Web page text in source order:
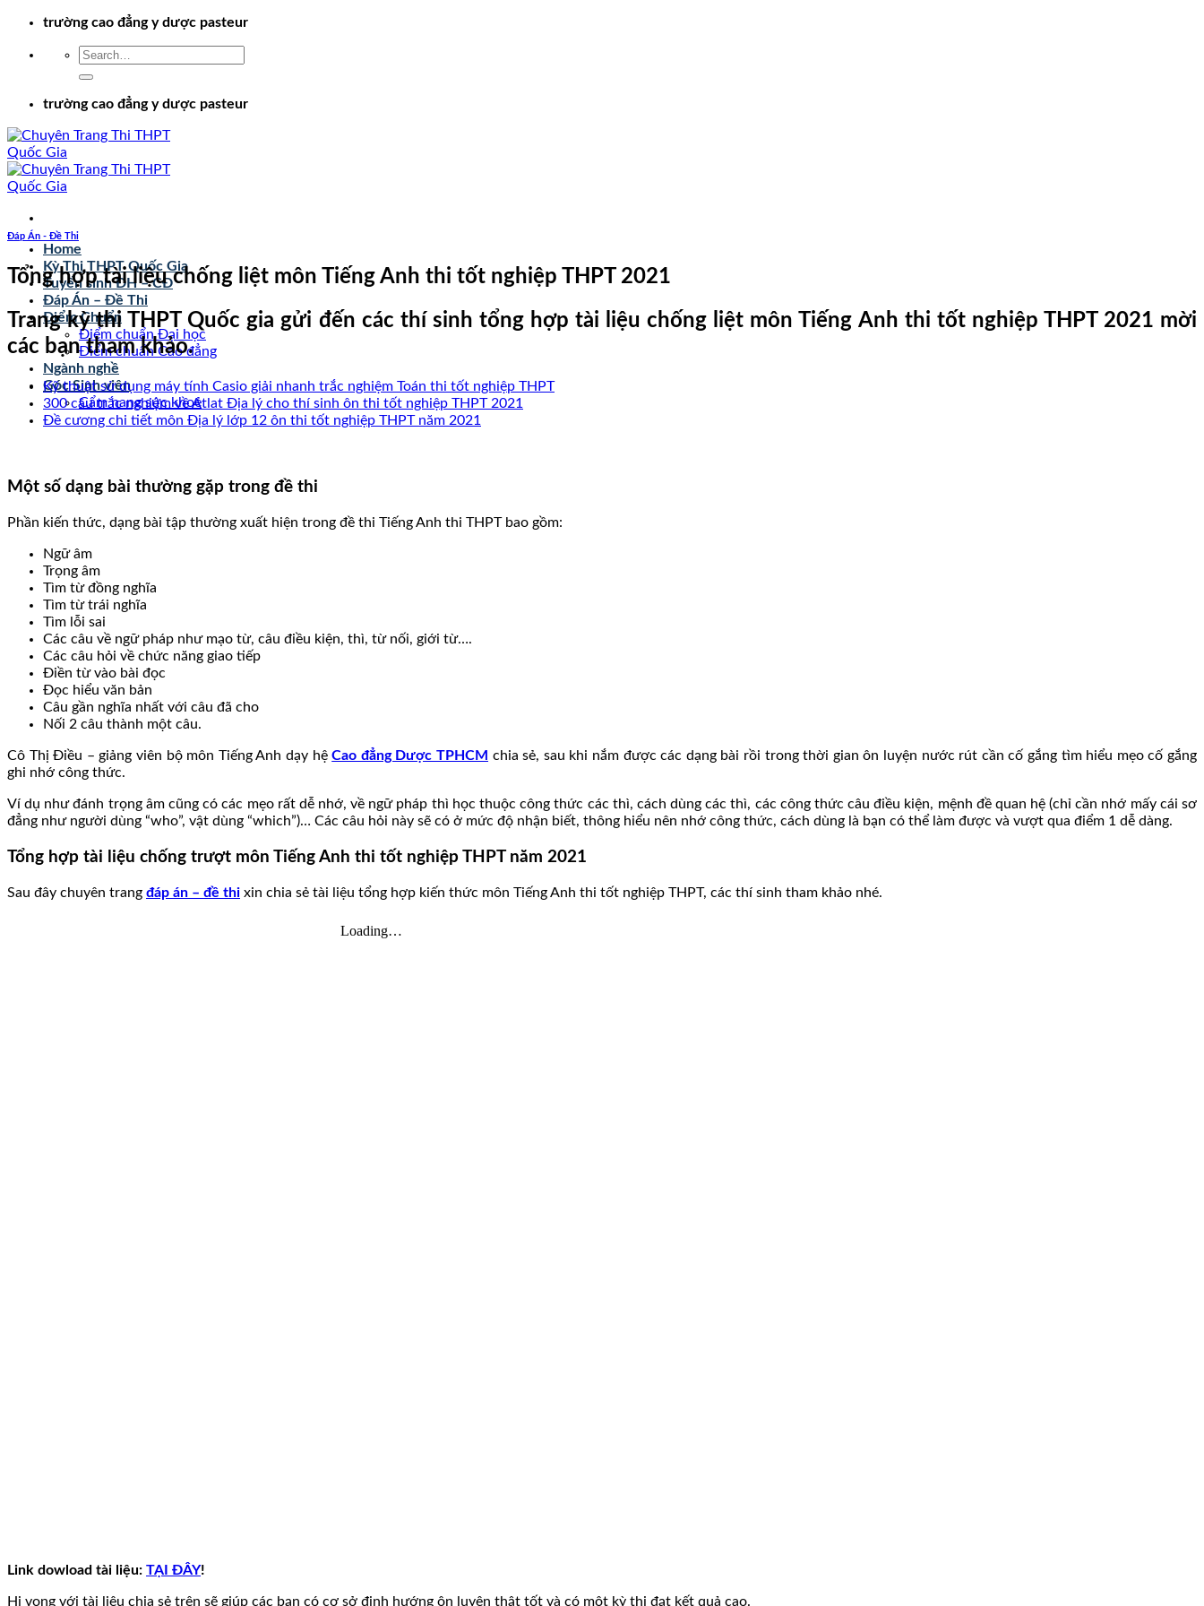
Chuyểntrường cao đẳng y dược pasteur
trường cao đẳng y dược pasteur
Home
Kỳ Thi THPT Quốc Gia
Tuyển sinh ĐH – CĐ
Đáp Án – Đề Thi
Điểm Chuẩn
Điểm chuẩn Đại học
Điểm chuẩn Cao đẳng
Ngành nghề
Góc Sinh viên
Cẩm nang sức khoẻ
Đáp Án - Đề Thi
Tổng hợp tài liệu chống liệt môn Tiếng Anh thi tốt nghiệp THPT 2021
Trang kỳ thi THPT Quốc gia gửi đến các thí sinh tổng hợp tài liệu chống liệt môn Tiếng Anh thi tốt nghiệp THPT 2021 mời
các bạn tham khảo.
Kỹ thuật sử dụng máy tính Casio giải nhanh trắc nghiệm Toán thi tốt nghiệp THPT
300 câu trắc nghiệm về Atlat Địa lý cho thí sinh ôn thi tốt nghiệp THPT 2021
Đề cương chi tiết môn Địa lý lớp 12 ôn thi tốt nghiệp THPT năm 2021
Một số dạng bài thường gặp trong đề thi
Phần kiến thức, dạng bài tập thường xuất hiện trong đề thi Tiếng Anh thi THPT bao gồm:
Ngữ âm
Trọng âm
Tìm từ đồng nghĩa
Tìm từ trái nghĩa
Tìm lỗi sai
Các câu về ngữ pháp như mạo từ, câu điều kiện, thì, từ nối, giới từ….
Các câu hỏi về chức năng giao tiếp
Điền từ vào bài đọc
Đọc hiểu văn bản
Câu gần nghĩa nhất với câu đã cho
Nối 2 câu thành một câu.
Cô Thị Điều – giảng viên bộ môn Tiếng Anh dạy hệCao đẳng Dược TPHCM chia sẻ, sau khi nắm được các dạng bài rồi trong thời gian ôn luyện nước rút cần cố gắng tìm hiểu mẹo cố gắng
ghi nhớ công thức.
Ví dụ như đánh trọng âm cũng có các mẹo rất dễ nhớ, về ngữ pháp thì học thuộc công thức các thì, cách dùng các thì, các công thức câu điều kiện, mệnh đề quan hệ (chỉ cần nhớ mấy cái sơ
đẳng như người dùng “who”, vật dùng “which”)… Các câu hỏi này sẽ có ở mức độ nhận biết, thông hiểu nên nhớ công thức, cách dùng là bạn có thể làm được và vượt qua điểm 1 dễ dàng.
Tổng hợp tài liệu chống trượt môn Tiếng Anh thi tốt nghiệp THPT năm 2021
Sau đây chuyên trang đáp án – đề thi xin chia sẻ tài liệu tổng hợp kiến thức môn Tiếng Anh thi tốt nghiệp THPT, các thí sinh tham khảo nhé.
Link dowload tài liệu: TẠI ĐÂY!
Hi vọng với tài liệu chia sẻ trên sẽ giúp các bạn có cơ sở định hướng ôn luyện thật tốt và có một kỳ thi đạt kết quả cao.